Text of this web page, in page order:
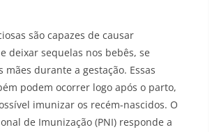
são capazes de causar
deixar sequelas nos bebês, se
mães durante a gestação. Essas
podem ocorrer logo após o parto,
imunizar os recém-nascidos. O
de Imunização (PNI) responde a